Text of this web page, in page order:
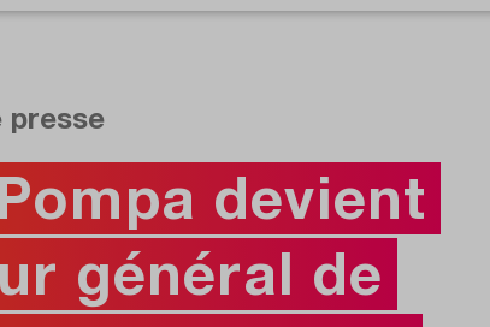
presse
devient
général de